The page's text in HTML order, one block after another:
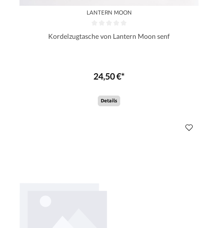
LANTERN MOON
Kordelzugtasche von Lantern Moon senf
24,50 €*
Details